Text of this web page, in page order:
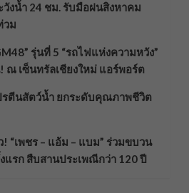
วังน้ำ 24 ชม. รับมือฝนสิงหาคม
วม
รุ่นที่ 5 “รถไฟแห่งความหวัง”
เซ็นทรัลเชียงใหม่ แอร์พอร์ต
รตีนสัตว์น้ำ ยกระดับคุณภาพชีวิต
“เพชร – แอ้ม – แบม” ร่วมขบวน
แรก สืบสานประเพณีกว่า 120 ปี